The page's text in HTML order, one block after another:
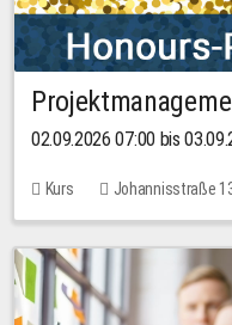
02.09.2026 07:00 bis
Kurs Johannisstraße